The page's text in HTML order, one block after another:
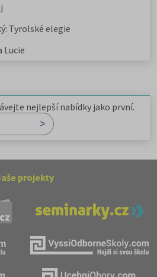
Tyrolské elegie
Lucie
nejlepší nabídky jako první.
projekty